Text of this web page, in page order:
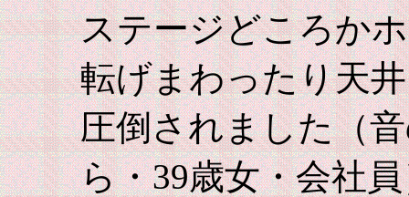
ステージどころか
転げまわったり天
圧倒されました（
ら・39歳女・会社